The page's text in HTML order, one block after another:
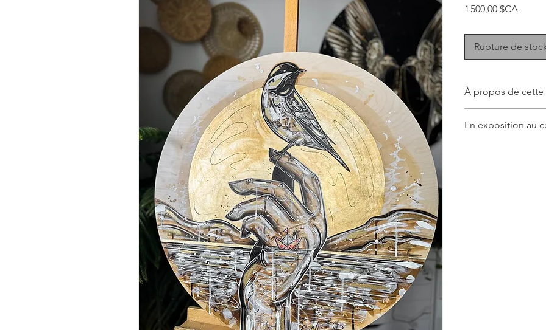
1 500,00 $CAPrix
Rupture de
À propos de cette
réconfortante et
En exposition au